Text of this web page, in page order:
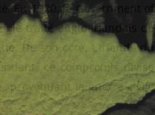
En 1920, le Government of
le traité anglo-irlandais de
De son côté, L’Irlande du
ce compromis divise
provoquant la guerre civile